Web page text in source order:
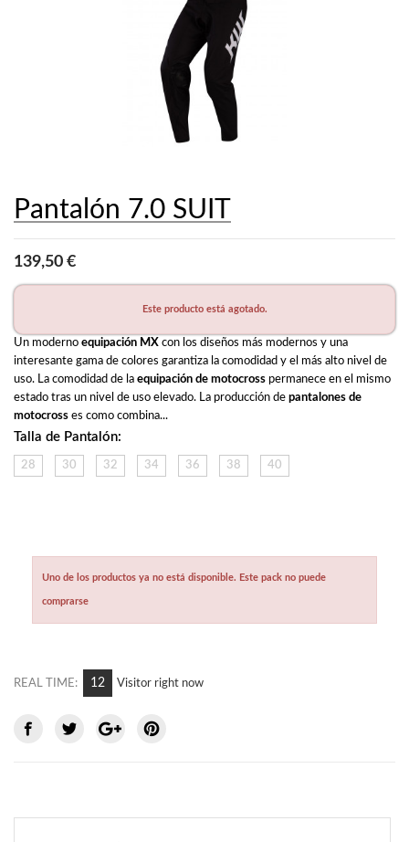
Pantalón 7.0 SUIT
139,50 €
Este producto está agotado.
Un moderno equipación MX con los diseños más modernos y una
interesante gama de colores garantiza la comodidad y el más alto nivel de
uso. La comodidad de la equipación de motocross permanece en el mismo
estado tras un nivel de uso elevado. La producción de pantalones de
motocross es como combina...
Talla de Pantalón:
28 30 32 34 36 38 40
Uno de los productos ya no está disponible. Este pack no puede
comprarse
REAL TIME: 12 Visitor right now